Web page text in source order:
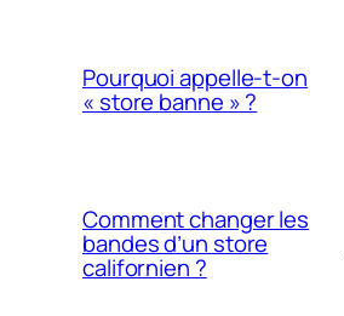
Pourquoi appelle-t-on
« store banne » ?
Comment changer les
bandes d’un store
californien ?